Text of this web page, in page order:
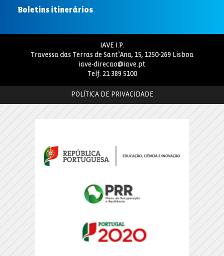
Boletins itinerários.
IAVE I.P.
Travessa das Terras de Sant’Ana, 15, 1250-269 Lisboa
iave-direcao@iave.pt
Telf. 21 389 5100
POLÍTICA DE PRIVACIDADE